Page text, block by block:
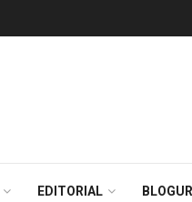
EDITORIAL